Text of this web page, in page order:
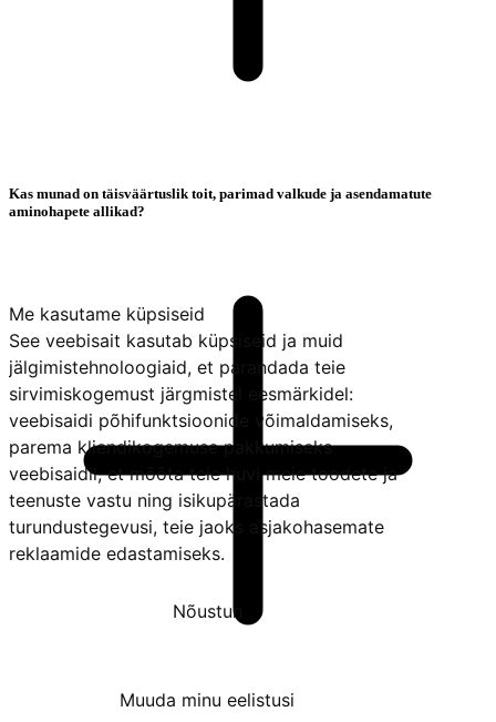
Me kasutame küpsiseid
See veebisait kasutab küpsiseid ja muid
jälgimistehnoloogiaid, et parandada teie
sirvimiskogemust järgmistel eesmärkidel:
veebisaidi põhifunktsioonide võimaldamiseks,
parema kliendikogemuse pakkumiseks
veebisaidil,et mõõta teie huvi meie toodete ja
teenuste vastu ning isikupärastada
turundustegevusi, teie jaoks asjakohasemate
reklaamide edastamiseks.
Nõustun
Muuda minu eelistusi
Kas munad on täisväärtuslik toit, parimad valkude ja asendamatute
aminohapete allikad?